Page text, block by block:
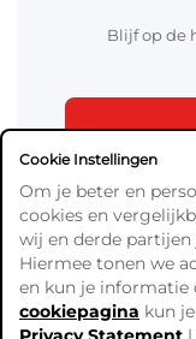
Blijf op de
Algemene
Cookie Instellingen
Om je beter en
cookies en
wij en derde
Hiermee tonen we
en kun je informatie
cookiepagina kun